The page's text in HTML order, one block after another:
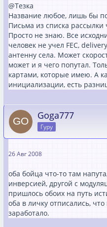
@Тезка
Название любое, лишь бы
Письма из списка рассылки
Просто не знаю. Все
человек не учел FEC,
антенну села. Может
может и я чего попутал.
картами, которые имею. А
инициализации, есть
Goga777
Гуру
26 Авг 2008
оба бойца что-то там
инверсией, другой с
пришлось обоих на путь
оба в личку отписались,
заработало.